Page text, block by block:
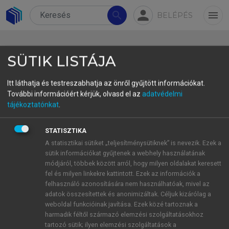
search person BELÉPÉS menu
Sorozatszerkesztői előszó
A fordítástudomány és a terminológia az
alkalmazott nyelvészet legizgalmasabb, egyben
legfiatalabb területei közé tartozik. A különböző
fordítást segítő szoftveres fejlesztések, az újabb és
újabb szaknyelvi kifejezések megjelenése és a
fordítandó szövegek egyre nagyobb mennyisége
folyamatosan új kérdések elé állítják a kutatókat és
a gyakorlati szakembereket is. Faludi Andrea és
SÜTIK LISTÁJA
Itt láthatja és testreszabhatja az önről gyűjtött információkat.
További információért kérjük, olvasd el az adatvédelmi
tájékoztatónkat.
STATISZTIKA
A statisztikai sütiket „teljesítménysütiknek” is nevezik. Ezek a
sütik információkat gyűjtenek a webhely használatának
módjáról, többek között arról, hogy milyen oldalakat keresett
fel és milyen linkekre kattintott. Ezek az információk a
felhasználó azonosítására nem használhatóak, mivel az
adatok összesítettek és anonimizáltak. Céljuk kizárólag a
weboldal funkcióinak javítása. Ezek közé tartoznak a
harmadik féltől származó elemzési szolgáltatásokhoz
tartozó sütik; ilyen elemzési szolgáltatások a